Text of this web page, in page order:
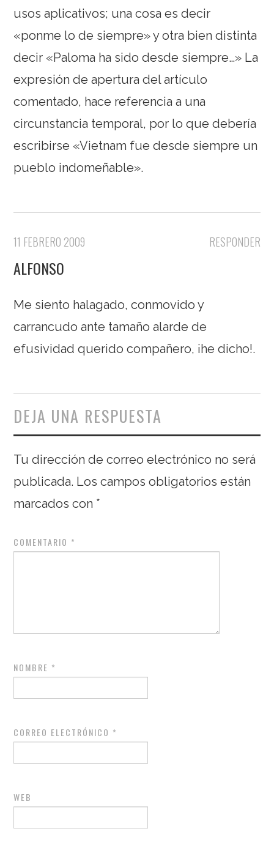
usos aplicativos; una cosa es decir
«ponme lo de siempre» y otra bien distinta
decir «Paloma ha sido desde siempre…» La
expresión de apertura del artículo
comentado, hace referencia a una
circunstancia temporal, por lo que debería
escribirse «Vietnam fue desde siempre un
pueblo indomeñable».
RESPONDER
11 FEBRERO 2009
ALFONSO
Me siento halagado, conmovido y
carrancudo ante tamaño alarde de
efusividad querido compañero, ¡he dicho!.
DEJA UNA RESPUESTA
Tu dirección de correo electrónico no será
publicada. Los campos obligatorios están
marcados con *
COMENTARIO *
NOMBRE *
CORREO ELECTRÓNICO *
WEB